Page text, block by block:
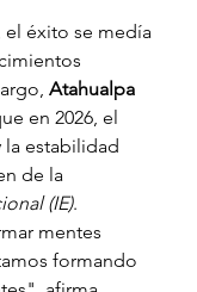
el éxito se medía
Atahualpa
en 2026, el
estabilidad
de la
(IE).
mentes
formando